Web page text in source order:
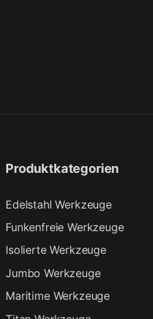
Produktkategorien
Edelstahl Werkzeuge
Funkenfreie Werkzeuge
Isolierte Werkzeuge
Jumbo Werkzeuge
Maritime Werkzeuge